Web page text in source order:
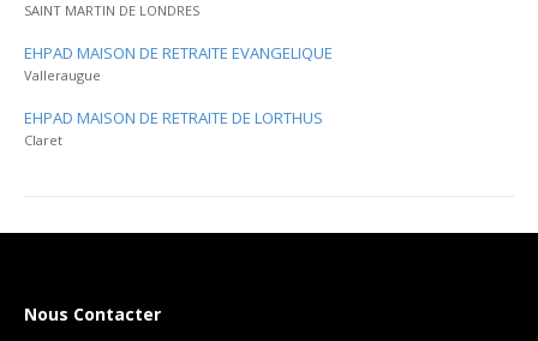
SAINT MARTIN DE LONDRES
EHPAD MAISON DE RETRAITE EVANGELIQUE
Valleraugue
EHPAD MAISON DE RETRAITE DE LORTHUS
Claret
Nous Contacter